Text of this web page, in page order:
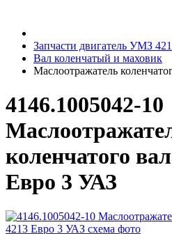
Запчасти двигатель УМЗ
Вал коленчатый и маховик
Маслоотражатель
4146.1005042-10
коленчатого
Евро 3 УАЗ